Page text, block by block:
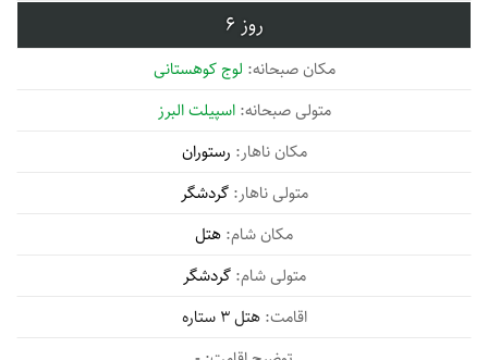
6
لوج کوهستانی
اسپیلت البرز
رستوران
گردشگر
هتل
گردشگر
هتل 3 ستاره